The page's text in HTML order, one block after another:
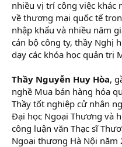
nhiều vị trí công việc khác
về thương mại quốc tế
nhập khẩu và nhiều năm
cán bộ công ty, thầy Nghị
dạy các khóa học quản trị
Thầy Nguyễn Huy Hòa,
nghề Mua bán hàng hóa
Thầy tốt nghiệp cử nhân
Đại học Ngoại Thương và
công luận văn Thạc sĩ
Ngoại thương Hà Nội năm